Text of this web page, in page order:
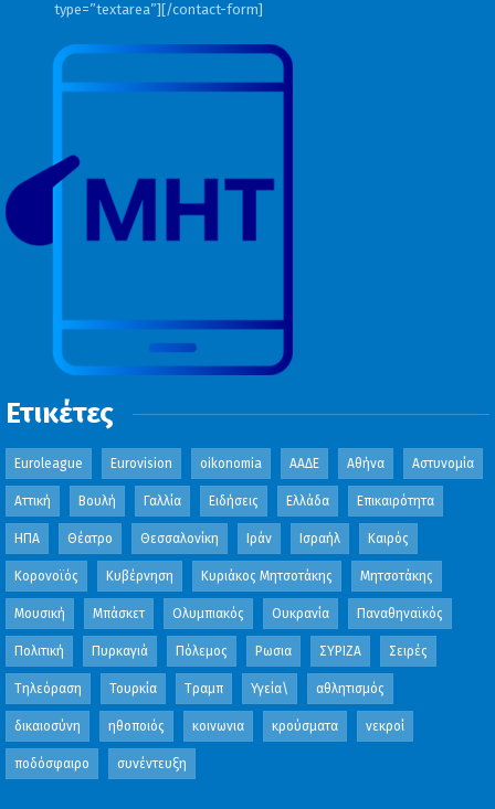
type=”textarea”][/contact-form]
Ετικέτες
Euroleague Eurovision oikonomia ΑΑΔΕ Αθήνα Αστυνομία
Αττική Βουλή Γαλλία Ειδήσεις Ελλάδα Επικαιρότητα
ΗΠΑ Θέατρο Θεσσαλονίκη Ιράν Ισραήλ Καιρός
Κορονοϊός Κυβέρνηση Κυριάκος Μητσοτάκης Μητσοτάκης
Μουσική Μπάσκετ Ολυμπιακός Ουκρανία Παναθηναϊκός
Πολιτική Πυρκαγιά Πόλεμος Ρωσια ΣΥΡΙΖΑ Σειρές
Τηλεόραση Τουρκία Τραμπ Υγεία\ αθλητισμός
δικαιοσύνη ηθοποιός κοινωνια κρούσματα νεκροί
ποδόσφαιρο συνέντευξη